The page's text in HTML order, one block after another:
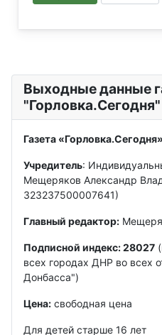
Выходные данные
"Горловка.Сегодня"
Газета «Горловка.Сегодня»
Учредитель:
Мещеряков Александр
323237500007641)
Главный редактор:
Подписной индекс: 28027
всех городах ДНР во всех
Донбасса")
Цена: свободная цена
Для детей старше 16 лет